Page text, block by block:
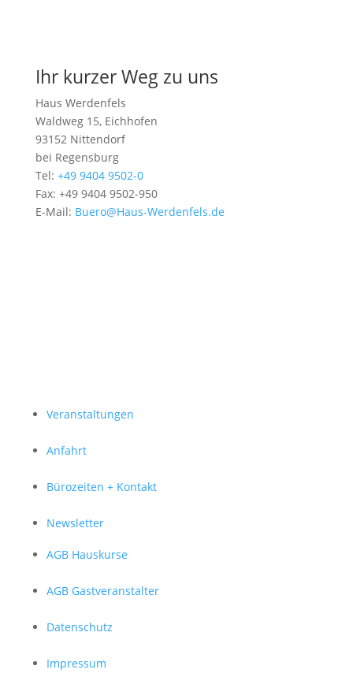
Ihr kurzer Weg zu uns
Haus Werdenfels
Waldweg 15, Eichhofen
93152 Nittendorf
bei Regensburg
Tel: +49 9404 9502-0
Fax: +49 9404 9502-950
E-Mail: Buero@Haus-Werdenfels.de
Veranstaltungen
Anfahrt
Bürozeiten + Kontakt
Newsletter
AGB Hauskurse
AGB Gastveranstalter
Datenschutz
Impressum